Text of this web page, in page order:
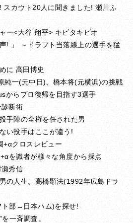
カウト20人に聞きました! 瀬川ふ
ー<大谷 翔平> キビタキビオ
! 」 ～ドラフト当落線上の選手を猛
に 高田博史
純一(元中日)、橋本将(元横浜)の挑戦
からプロ復帰を目指す3選手
断術
手陣の全権を任された男
い投手はここが違う!
クロスレビュー
を識者が様々な角度から採点
秀信
の人生。高橋顕法(1992年広島ドラ
部→日本ハム)を探せ!
一斉調査。